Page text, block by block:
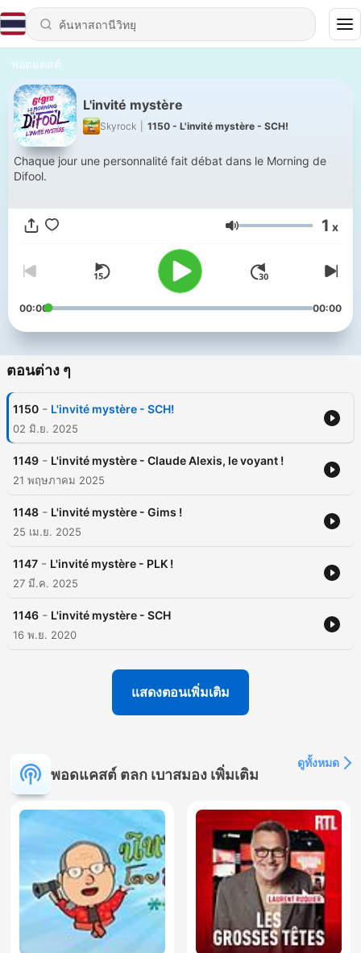
พอดแคสต์
L'invité mystère
Skyrock 1150 - L'invité mystère - SCH!
Chaque jour une personnalité fait débat dans le Morning de
Difool.
ระดับเสียง 1 x
00:00 00:00
ตอนต่าง ๆ
1150 - L'invité mystère - SCH!
02 มิ.ย. 2025
1149 - L'invité mystère - Claude Alexis, le voyant !
21 พฤษภาคม 2025
1148 - L'invité mystère - Gims !
25 เม.ย. 2025
1147 - L'invité mystère - PLK !
27 มี.ค. 2025
1146 - L'invité mystère - SCH
16 พ.ย. 2020
แสดงตอนเพิ่มเติม
พอดแคสต์ ตลก เบาสมอง เพิ่มเติม
ดูทั้งหมด